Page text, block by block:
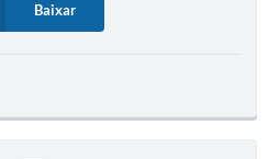
Baixar